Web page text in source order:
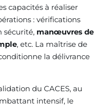
capacités à réaliser
: vérifications
sécurité, manœuvres de
, etc. La maîtrise de
la délivrance
du CACES, au
intensif, le